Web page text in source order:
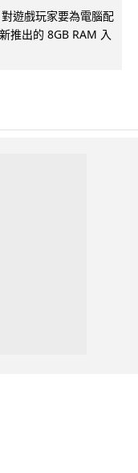
遊戲玩家要為電腦配
推出的 8GB RAM 入